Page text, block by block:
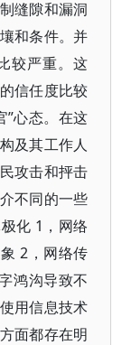
缝隙和漏洞
和条件。并
较严重。这
信任度比较
”心态。在这
及其工作人
攻击和抨击
不同的一些
化 1，网络
2，网络传
鸿沟导致不
用信息技术
面都存在明